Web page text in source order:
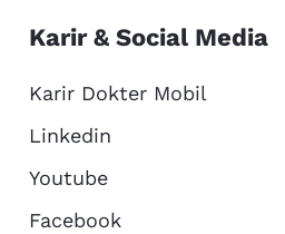
Karir & Social Media
Karir Dokter Mobil
Linkedin
Youtube
Facebook